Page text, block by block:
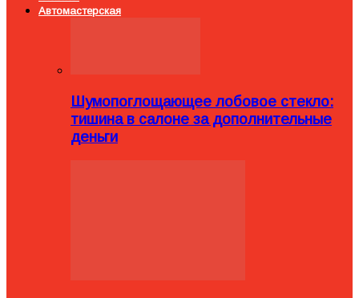
Автомастерская
Шумопоглощающее лобовое стекло:
тишина в салоне за дополнительные
деньги